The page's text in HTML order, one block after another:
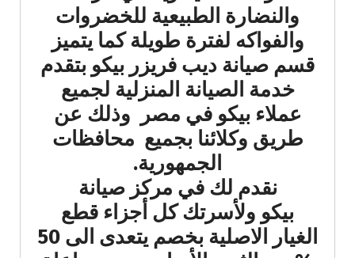
والنضارة الطبيعية للخضروات
والفواكه لفترة طويلة كما يتميز
قسم صيانة ديب فريزر بيكو بتقدم
خدمة الصيانة المنزلية لجميع
عملاء بيكو في مصر وذلك عن
طريق وكلائنا بجميع محافظات
الجمهورية.
نقدم لك في مركز صيانة
بيكو ولأسرتك كل أجزاء قطع
الغيار الاصلية بخصم يتعدى الى 50